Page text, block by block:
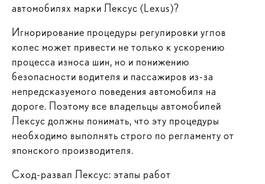
автомобилях марки Лексус (Lexus)?
Игнорирование процедуры регулировки углов
колес может привести не только к ускорению
процесса износа шин, но и понижению
безопасности водителя и пассажиров из-за
непредсказуемого поведения автомобиля на
дороге. Поэтому все владельцы автомобилей
Лексус должны понимать, что эту процедуры
необходимо выполнять строго по регламенту от
японского производителя.
Сход-развал Лексус: этапы работ